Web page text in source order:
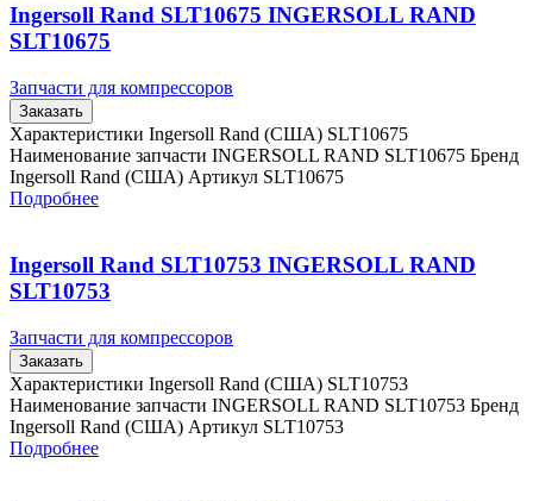
Ingersoll Rand SLT10675 INGERSOLL RAND
SLT10675
Запчасти для компрессоров
Заказать
Характеристики Ingersoll Rand (США) SLT10675
Наименование запчасти INGERSOLL RAND SLT10675 Бренд
Ingersoll Rand (США) Артикул SLT10675
Подробнее
Ingersoll Rand SLT10753 INGERSOLL RAND
SLT10753
Запчасти для компрессоров
Заказать
Характеристики Ingersoll Rand (США) SLT10753
Наименование запчасти INGERSOLL RAND SLT10753 Бренд
Ingersoll Rand (США) Артикул SLT10753
Подробнее